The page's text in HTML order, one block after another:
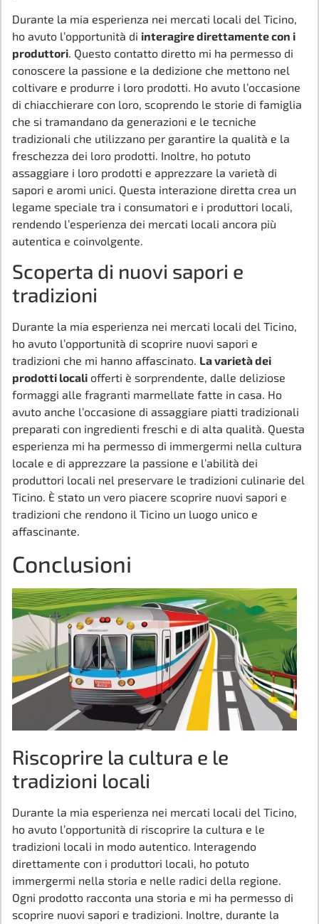
Durante la mia esperienza nei mercati locali del Ticino,
ho avuto l’opportunità di interagire direttamente con i
produttori . Questo contatto diretto mi ha permesso di
conoscere la passione e la dedizione che mettono nel
coltivare e produrre i loro prodotti. Ho avuto l’occasione
di chiacchierare con loro, scoprendo le storie di famiglia
che si tramandano da generazioni e le tecniche
tradizionali che utilizzano per garantire la qualità e la
freschezza dei loro prodotti. Inoltre, ho potuto
assaggiare i loro prodotti e apprezzare la varietà di
sapori e aromi unici. Questa interazione diretta crea un
legame speciale tra i consumatori e i produttori locali,
rendendo l’esperienza dei mercati locali ancora più
autentica e coinvolgente.
Scoperta di nuovi sapori e
tradizioni
Durante la mia esperienza nei mercati locali del Ticino,
ho avuto l’opportunità di scoprire nuovi sapori e
tradizioni che mi hanno affascinato. La varietà dei
prodotti locali offerti è sorprendente, dalle deliziose
formaggi alle fragranti marmellate fatte in casa. Ho
avuto anche l’occasione di assaggiare piatti tradizionali
preparati con ingredienti freschi e di alta qualità. Questa
esperienza mi ha permesso di immergermi nella cultura
locale e di apprezzare la passione e l’abilità dei
produttori locali nel preservare le tradizioni culinarie del
Ticino. È stato un vero piacere scoprire nuovi sapori e
tradizioni che rendono il Ticino un luogo unico e
affascinante.
Conclusioni
Riscoprire la cultura e le
tradizioni locali
Durante la mia esperienza nei mercati locali del Ticino,
ho avuto l’opportunità di riscoprire la cultura e le
tradizioni locali in modo autentico. Interagendo
direttamente con i produttori locali, ho potuto
immergermi nella storia e nelle radici della regione.
Ogni prodotto racconta una storia e mi ha permesso di
scoprire nuovi sapori e tradizioni. Inoltre, durante la